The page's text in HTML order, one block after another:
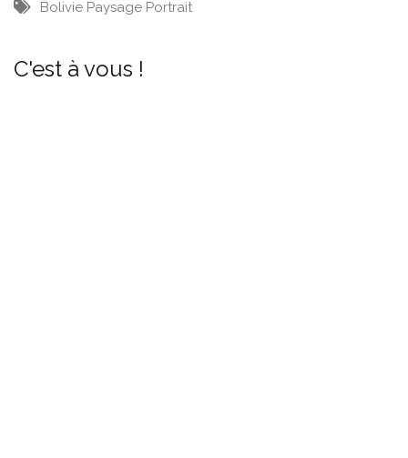
Bolivie Paysage Portrait
C'est à vous !